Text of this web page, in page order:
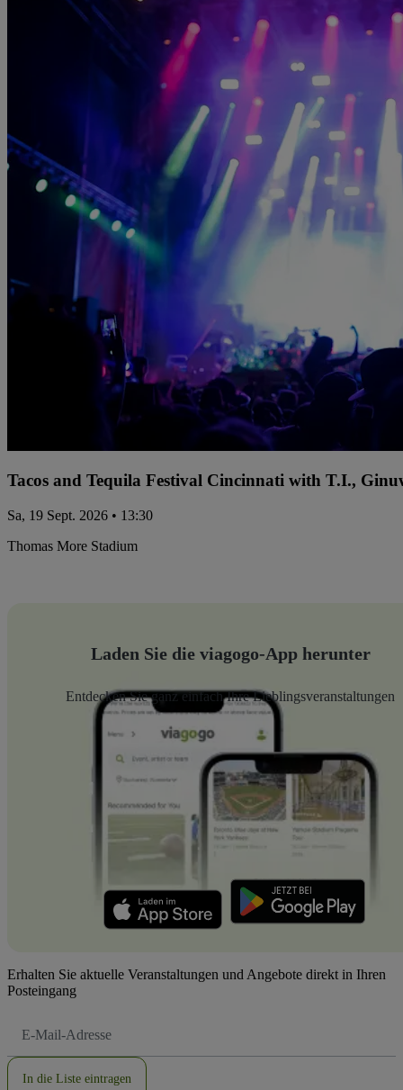
Tacos and Tequila Festival Cincinnati with T.I.,
Sa, 19 Sept. 2026 • 13:30
Thomas More Stadium
Laden Sie die viagogo-App herunter
Entdecken Sie ganz einfach Ihre Lieblingsveranstaltungen
Erhalten Sie aktuelle Veranstaltungen und Angebote direkt in Ihren
Posteingang
Mail-
In die Liste eintragen